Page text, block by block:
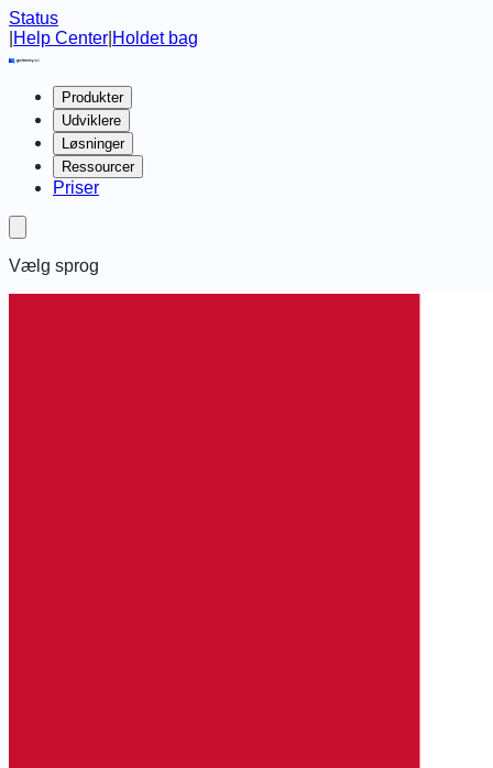
Status
Help Center Holdet bag
Produkter
Udviklere
Løsninger
Ressourcer
Priser
Vælg sprog